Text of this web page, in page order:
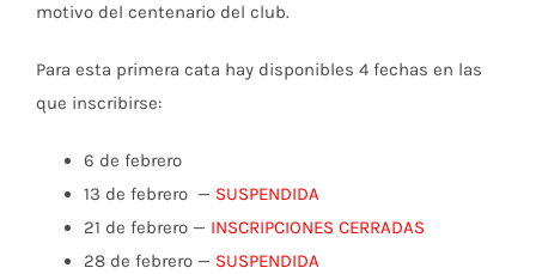
motivo del centenario del club.
Para esta primera cata hay disponibles 4 fechas en las
que inscribirse:
6 de febrero
13 de febrero — SUSPENDIDA
21 de febrero — INSCRIPCIONES CERRADAS
28 de febrero — SUSPENDIDA